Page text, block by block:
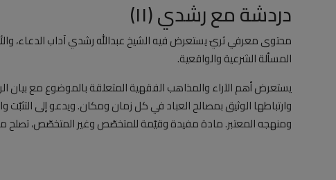
دردشة مع رشدي (١١)
محتوى معرفي ثريّ يستعرض فيه الشيخ عبدالله رشدي آداب الدعاء،
المسألة الشرعية والواقعية.
يستعرض أهم الآراء والمذاهب الفقهية المتعلقة بالموضوع مع بيان
وارتباطها الوثيق بمصالح العباد في كل زمان ومكان. ويدعو إلى التثبّت
ومنهجه المعتبر. مادة مفيدة وقيّمة للمتخصّص وغير المتخصّص، تصلح